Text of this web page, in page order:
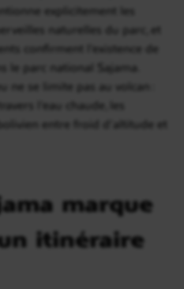
explicitement les
naturelles du parc, et
confirment l’existence de
le parc national Sajama.
se limite pas au volcan :
l’eau chaude, les
entre froid d’altitude et
marque
itinéraire